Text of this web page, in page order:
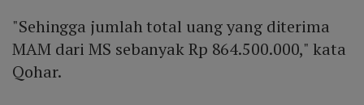
"Sehingga jumlah total uang yang diterima
MAM dari MS sebanyak Rp 864.500.000," kata
Qohar.